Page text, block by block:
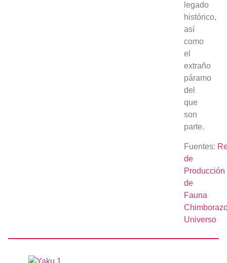
legado
histórico,
así
como
el
extraño
páramo
del
que
son
parte.
Fuentes:
de
Producción
de
Fauna
Universo